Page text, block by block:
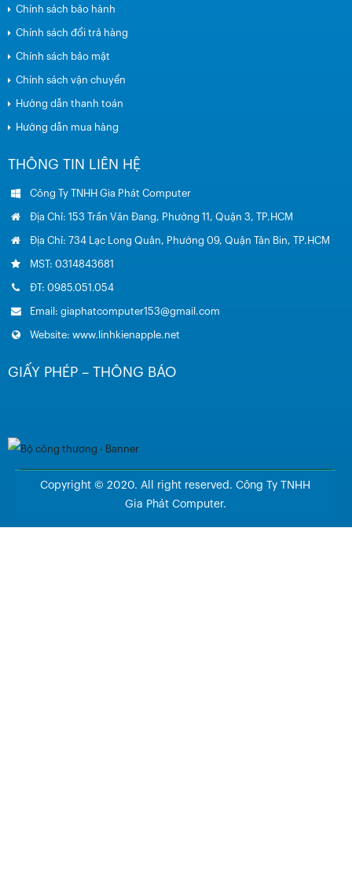
Chính sách bảo hành
Chính sách đổi trả hàng
Chính sách bảo mật
Chính sách vận chuyển
Hướng dẫn thanh toán
Hướng dẫn mua hàng
THÔNG TIN LIÊN HỆ
Công Ty TNHH Gia Phát Computer
Địa Chỉ: 153 Trần Văn Đang, Phường 11, Quận 3, TP.HCM
Địa Chỉ: 734 Lạc Long Quân, Phường 09, Quận Tân Bin, TP.HCM
MST: 0314843681
ĐT: 0985.051.054
Email: giaphatcomputer153@gmail.com
Website: www.linhkienapple.net
GIẤY PHÉP – THÔNG BÁO
Copyright © 2020. All right reserved. Công Ty TNHH
Gia Phát Computer.